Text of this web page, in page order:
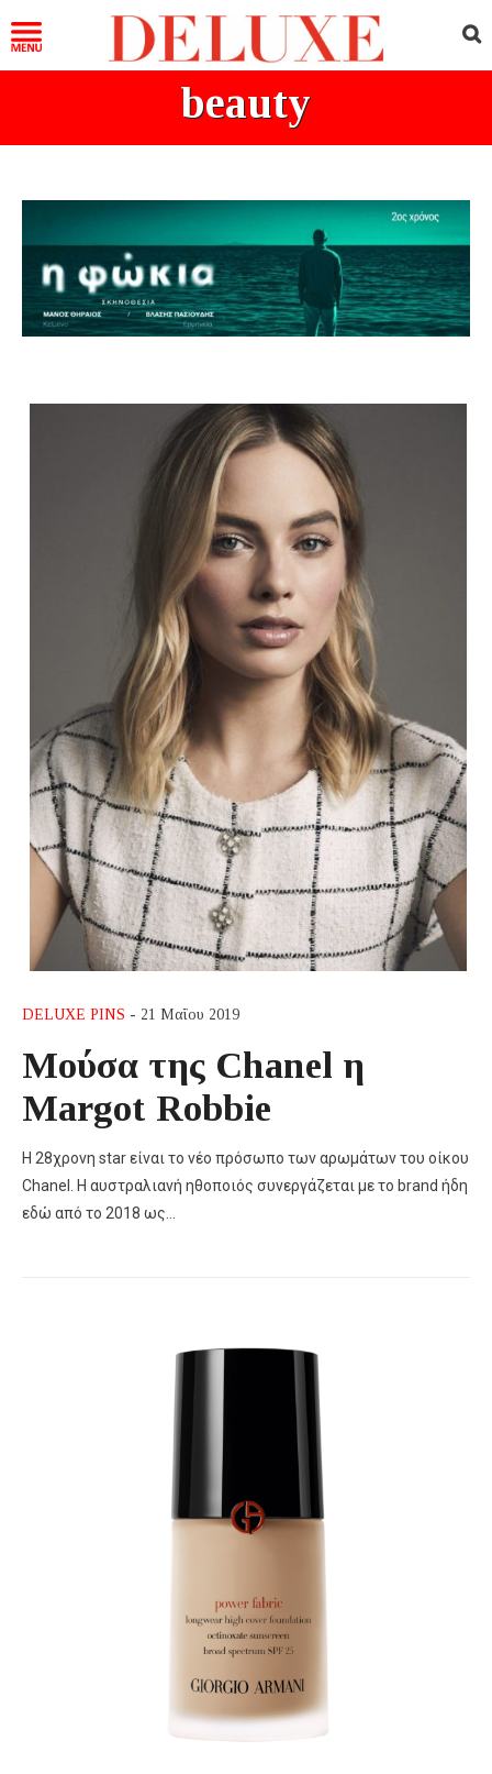
beauty
DELUXE PINS - 21 Μαΐου 2019
Μούσα της Chanel η
Margot Robbie
Η 28χρονη star είναι το νέο πρόσωπο των αρωμάτων του οίκου
Chanel. H αυστραλιανή ηθοποιός συνεργάζεται με το brand ήδη
εδώ από το 2018 ως…